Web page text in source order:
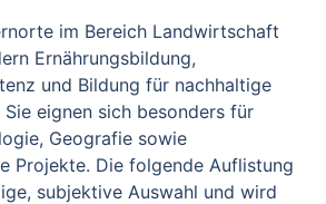
im Bereich Landwirtschaft
Ernährungsbildung,
und Bildung für nachhaltige
eignen sich besonders für
Geografie sowie
Projekte. Die folgende Auflistung
subjektive Auswahl und wird